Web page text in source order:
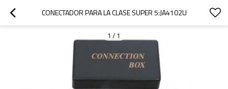
CONECTADOR PARA LA CLASE SUPER 5:JA4102U
1 / 1